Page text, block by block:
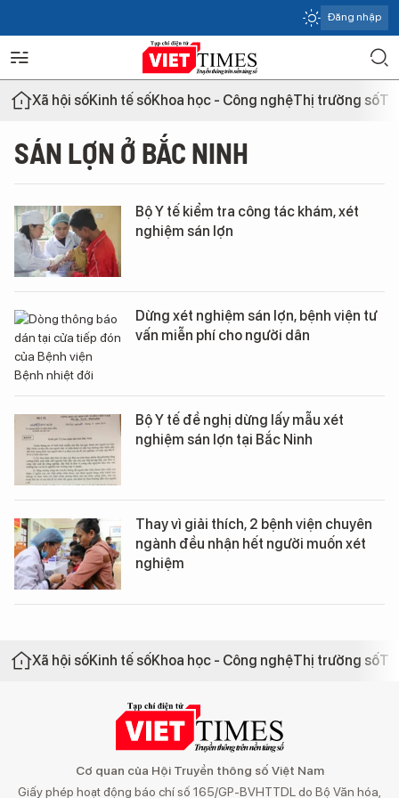
Đăng nhập
Xã hội sốKinh tế sốKhoa học - Công nghệThị trường số
SÁN LỢN Ở BẮC NINH
Bộ Y tế kiểm tra công tác khám, xét
nghiệm sán lợn
Dừng xét nghiệm sán lợn, bệnh viện tư
vấn miễn phí cho người dân
Bộ Y tế đề nghị dừng lấy mẫu xét
nghiệm sán lợn tại Bắc Ninh
Thay vì giải thích, 2 bệnh viện chuyên
ngành đều nhận hết người muốn xét
nghiệm
Xã hội sốKinh tế sốKhoa học - Công nghệThị trường số
Cơ quan của Hội Truyền thông số Việt Nam
Giấy phép hoạt động báo chí số 165/GP-BVHTTDL do Bộ Văn hóa,